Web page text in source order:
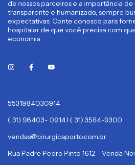
de nossos parceiros e a importância de
transparente e humanizado, sempre
expectativas. Conte conosco para
hospitalar de que você precisa com
economia.
5531984030914
( 31) 98403- 0914 I ( 31) 3564-9300
vendas@cirurgicaporto.com.br
Rua Padre Pedro Pinto 1612 - Venda